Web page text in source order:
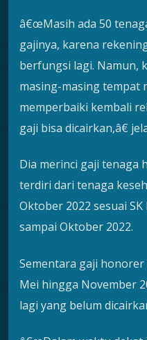
â€œMasih ada 50
gajinya, karena
berfungsi lagi. Namun,
masing-masing tempat
memperbaiki kembali
gaji bisa dicairkan,â€
Dia merinci gaji tenaga
terdiri dari tenaga
Oktober 2022 sesuai
sampai Oktober 2022.
Sementara gaji
Mei hingga November
lagi yang belum